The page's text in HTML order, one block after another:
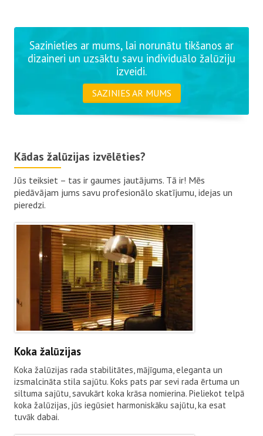
Sazinieties ar mums, lai norunātu tikšanos ar
dizaineri un uzsāktu savu individuālo žalūziju
izveidi.
SAZINIES AR MUMS
Kādas žalūzijas izvēlēties?
Jūs teiksiet – tas ir gaumes jautājums. Tā ir! Mēs
piedāvājam jums savu profesionālo skatījumu, idejas un
pieredzi.
Koka žalūzijas
Koka žalūzijas rada stabilitātes, mājīguma, eleganta un
izsmalcināta stila sajūtu. Koks pats par sevi rada ērtuma un
siltuma sajūtu, savukārt koka krāsa nomierina. Pieliekot telpā
koka žalūzijas, jūs iegūsiet harmoniskāku sajūtu, ka esat
tuvāk dabai.